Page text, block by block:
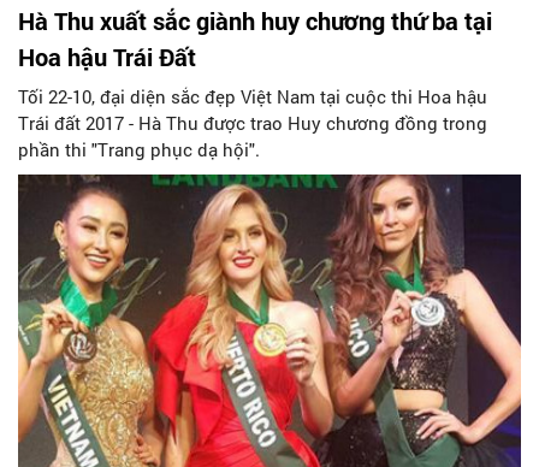
Hà Thu xuất sắc giành huy chương thứ ba tại
Hoa hậu Trái Đất
Tối 22-10, đại diện sắc đẹp Việt Nam tại cuộc thi Hoa hậu
Trái đất 2017 - Hà Thu được trao Huy chương đồng trong
phần thi "Trang phục dạ hội".